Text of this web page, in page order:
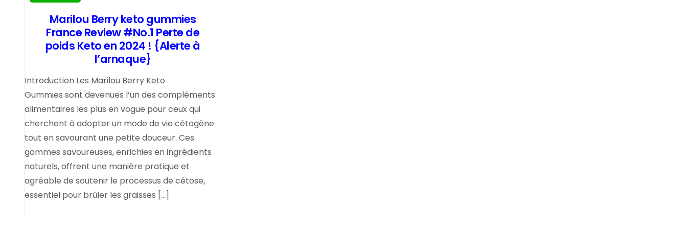
Marilou Berry keto gummies
France Review #No.1 Perte de
poids Keto en 2024 ! {Alerte à
l’arnaque}
Introduction Les Marilou Berry Keto
Gummies sont devenues l’un des compléments
alimentaires les plus en vogue pour ceux qui
cherchent à adopter un mode de vie cétogène
tout en savourant une petite douceur. Ces
gommes savoureuses, enrichies en ingrédients
naturels, offrent une manière pratique et
agréable de soutenir le processus de cétose,
essentiel pour brûler les graisses […]